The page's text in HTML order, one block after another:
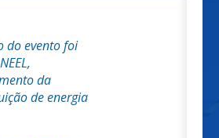
do evento foi
da
de energia